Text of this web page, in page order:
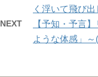
く浮いて飛び
NEXT
【予知・予言
ような体感」